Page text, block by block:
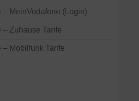
– MeinVodafone (Login)
– Zuhause Tarife
– Mobilfunk Tarife